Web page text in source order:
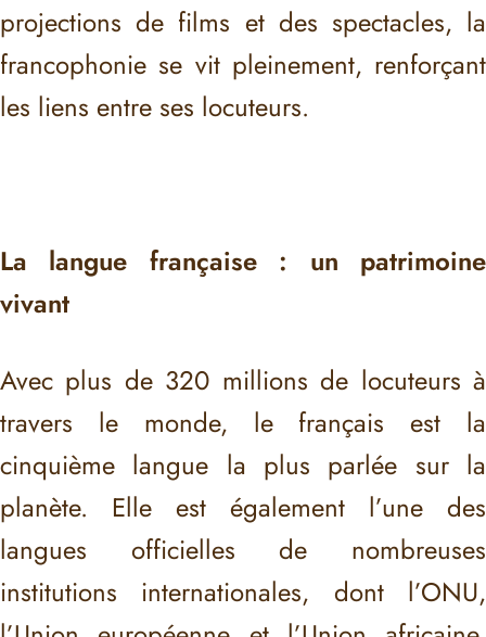
projections de films et des spectacles, la
francophonie se vit pleinement, renforçant
les liens entre ses locuteurs.
La langue française : un patrimoine
vivant
Avec plus de 320 millions de locuteurs à
travers le monde, le français est la
cinquième langue la plus parlée sur la
planète. Elle est également l’une des
langues officielles de nombreuses
institutions internationales, dont l’ONU,